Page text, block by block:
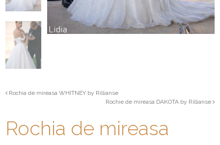
Rochia de mireasa WHITNEY by Rillianse
Rochie de mireasa DAKOTA by Rillianse
Rochia de mireasa